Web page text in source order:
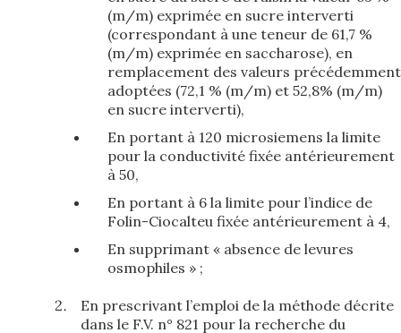
(m/m) exprimée en sucre interverti
(correspondant à une teneur de 61,7 %
(m/m) exprimée en saccharose), en
remplacement des valeurs précédemment
adoptées (72,1 % (m/m) et 52,8% (m/m)
en sucre interverti),
En portant à 120 microsiemens la limite
pour la conductivité fixée antérieurement
à 50,
En portant à 6 la limite pour l’indice de
Folin-Ciocalteu fixée antérieurement à 4,
En supprimant « absence de levures
osmophiles » ;
En prescrivant l’emploi de la méthode décrite
dans le F.V. n° 821 pour la recherche du